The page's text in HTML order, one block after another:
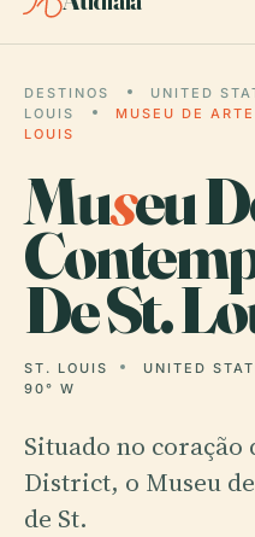
DESTINOS UNITED
LOUIS
MUSEU DE
LOUIS
Museu
De St.
ST. LOUIS UNITED
90° W
Situado no
District, o Museu
de St.